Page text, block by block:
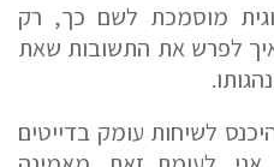
מוסמכת לשם כך, רק
לפרש את התשובות שאת
לשיחות עומק בדייטים